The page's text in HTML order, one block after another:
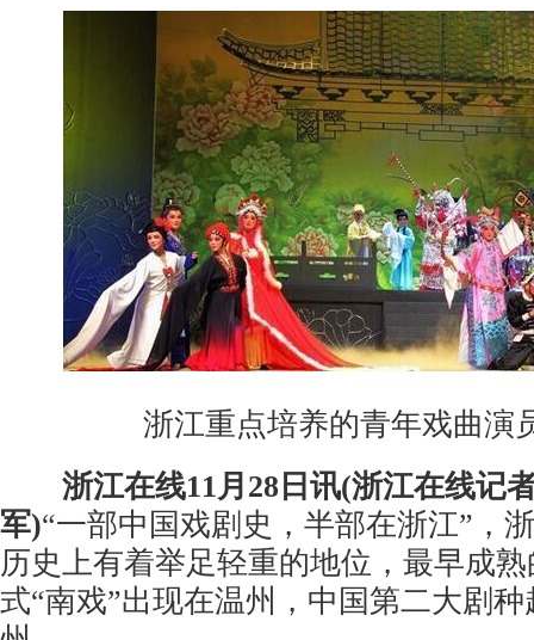
浙江重点培养的青年戏曲演
浙江在线11月28日讯(浙江在线记
军)“一部中国戏剧史，半部在浙江”，
历史上有着举足轻重的地位，最早成
式“南戏”出现在温州，中国第二大剧